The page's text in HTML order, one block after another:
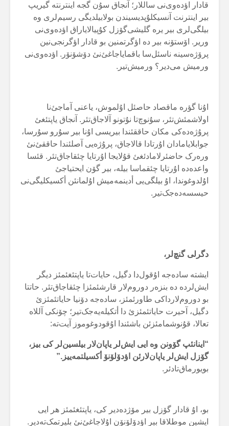
قادار اؤدەوی‌نی ساللار؛ آنجاق سۇن گجە اینترنتە گیریپ
بیر اینترنت آنسیکلۇپدیسیندن بولابیلدیگی رسیم‌لری وە
بیلگی‌لری بیر یرە گلیشی‌گۆزل کۇپیالایاراق اؤدەوی‌نی
وریر. اۆستۆنە بیر دە اؤگرتمنین بو قادار اؤگرنجی‌نین
پرۆژەسینە ناسئل‌سا باقمایاجاغئ‌نئ دۆشۆنۆر. اؤدەوی‌نی
ورمیش می‌دیر؟ ورمیش‌تیر.
اۇنا گؤرە ماقصاد حاصئل اۇلموش، یاعنی آماجئ‌نا
اولاشمئش‌تئر، سۇنوچ‌تا نۇتونو آلاجاق‌تئر. آنجاق یاپتئغئ
پرۇژەدەکی مکان حاققئندا بیریسی اۇنا بیر سۇرو سۇرسا،
جوابلایامادان اۇرتادا قالاجاق، پرۇژەیی آصلئندا حاققئ‌نئ
ورەرک حاضئرلامادئغئ قۇلایجا اۇرتایا چئقاجاق‌تئر. قئسا
واعدەدە اۇرتایا چئقماسا بیلە، بیر گۆن ایحتیاجئ
اۇلدوغوندا، اۇ بیلگی‌یی أدینمەمیش اۇلمانئن أکسیکلیگی‌نی
حیسسەدەجک‌تیر.
دگرلی گنچ‌لر،
ایشتە سادەجە اۇقول‌دا دگیل، حایات‌تا یاپتئغئمئز دیگر
ایش‌لردە دە بنزەر دوروم‌لار قارشئمئزا چئقاجاق‌تئر. حاتتا
بو دوروم‌لارداکی طاورئمئز، سادەجە دۆنیا حایاتئمئزئ
دگیل، آحیرت حایاتئمئزئ دا أتکیلەیەجک‌تیر؛ چۆنکی آللاە
تعالا، قۇنوشمامئزئن باشئندا اۇقودوغوموز آیت‌تە:
“اینانئپ گۆونن وە ایی ایش‌لر یاپان‌لار بیلسین‌لر کی بیز،
گۆزل ایش‌لر یاپان‌لارئن اؤدۆلۆنۆ أکسیلتمەییز.”
بویورماق‌تادئر.
بو، اۇ قادار گۆزل بیر مۆژدەدیر کی، یاپتئغئمئز هر ایی
ایشین موطلاقا بیر اؤدۆلۆنۆن اۇلاجاغئ‌نئ بلیرتمک‌تەدیر.